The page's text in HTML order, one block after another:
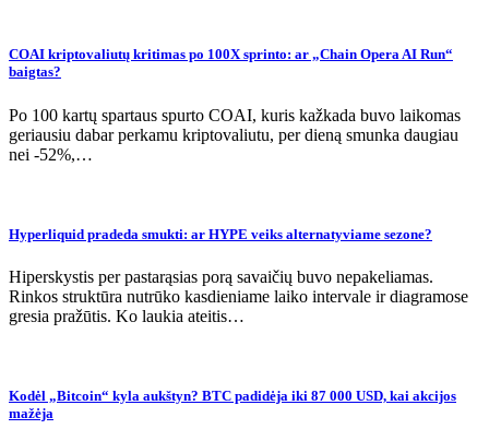
COAI kriptovaliutų kritimas po 100X sprinto: ar „Chain Opera AI Run“
baigtas?
Po 100 kartų spartaus spurto COAI, kuris kažkada buvo laikomas
geriausiu dabar perkamu kriptovaliutu, per dieną smunka daugiau
nei -52%,…
Hyperliquid pradeda smukti: ar HYPE veiks alternatyviame sezone?
Hiperskystis per pastarąsias porą savaičių buvo nepakeliamas.
Rinkos struktūra nutrūko kasdieniame laiko intervale ir diagramose
gresia pražūtis. Ko laukia ateitis…
Kodėl „Bitcoin“ kyla aukštyn? BTC padidėja iki 87 000 USD, kai akcijos
mažėja